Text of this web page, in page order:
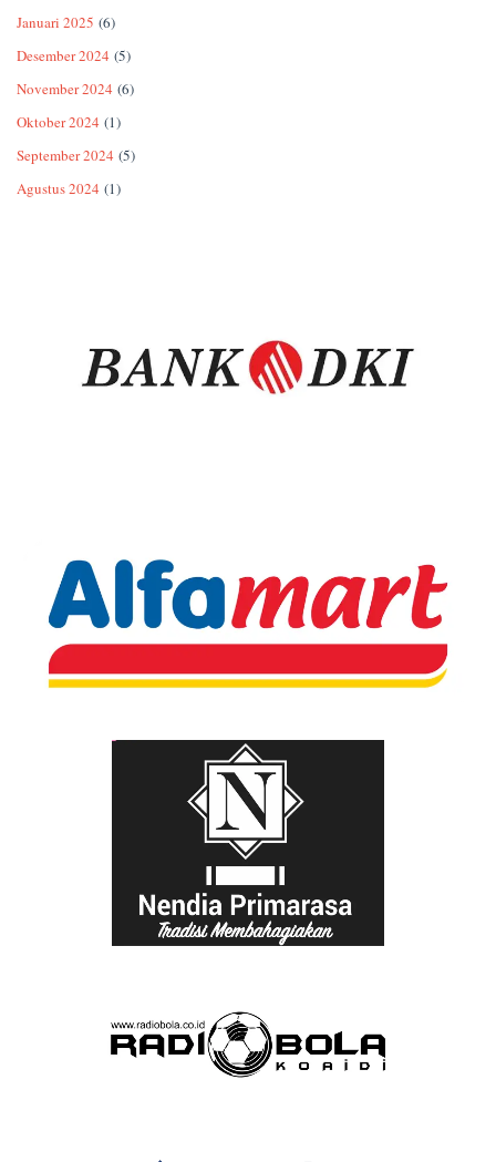
Januari 2025 (6)
Desember 2024 (5)
November 2024 (6)
Oktober 2024 (1)
September 2024 (5)
Agustus 2024 (1)